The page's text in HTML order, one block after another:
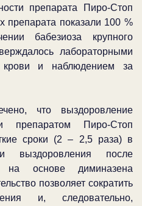
препарата Пиро-Стоп
препарата показали 100 %
бабезиоза крупного
лабораторными
крови и наблюдением за
что выздоровление
препаратом Пиро-Стоп
сроки (2 – 2,5 раза) в
выздоровления после
на основе диминазена
позволяет сократить
и, следовательно,